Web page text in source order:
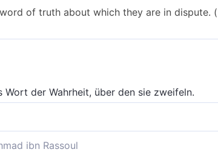
of truth about which they are in dispute. (
der Wahrheit, über den sie zweifeln.
das Wort der Wahrheit, woran sie zweifeln.
ibn Rassoul